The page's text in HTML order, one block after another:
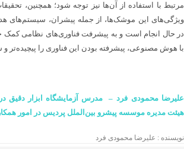
مرتبط با استفاده از آن‌ها نیز توجه شود؛ همچنین،
ویژگی‌های این موشک‌ها، از جمله پیشران، سیستم‌های
در حال انجام است و به پیشرفت فناوری‌های نظامی کمک
با هوش مصنوعی، پیشرفته بودن این فناوری را پیچیده‌تر و
علیرضا محمودی فرد – مدرس آزمایشگاه ابزار دقیق
هیئت مدیره موسسه پیشرو بین‌الملل پردیس در امور
نویسنده : علیرضا محمودی فرد